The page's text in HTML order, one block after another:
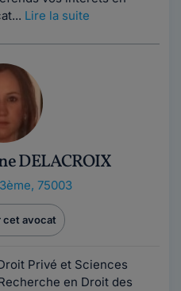
Lire la suite
DELACROIX
75003
cet avocat
Privé et Sciences
en Droit des